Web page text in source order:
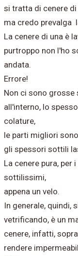
si tratta di cenere
ma credo prevalga
La cenere di una è
purtroppo non l'ho
andata.
Errore!
Non ci sono grosse
all'interno, lo
colature,
le parti migliori
gli spessori sottili
La cenere pura, per
sottilissimi,
appena un velo.
In generale, quindi,
vetrificando, è un
cenere, infatti,
rendere